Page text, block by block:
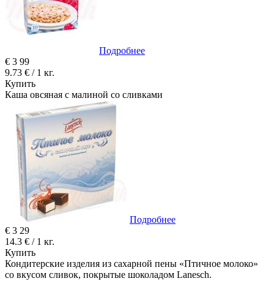
Подробнее
€ 3 99
9.73 € / 1 кг.
Купить
Каша овсяная с малиной со сливками
Подробнее
€ 3 29
14.3 € / 1 кг.
Купить
Кондитерские изделия из сахарной пены «Птичное молоко»
со вкусом сливок, покрытые шоколадом Lanesch.